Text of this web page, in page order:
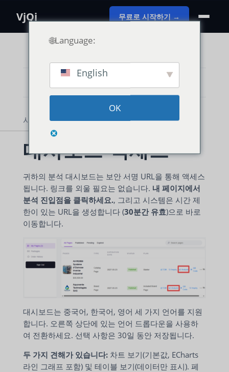
VjQj 무료로 시작하기 →
사용 가이드 VjQj 플랫폼 매뉴얼 대시보드
대시보드 액세스
귀하의 분석 대시보드는 보안 서명 URL을 통해 액세스
됩니다. 링크를 외울 필요는 없습니다. 내 페이지에서
분석 진입점을 클릭하세요., 그리고 시스템은 시간 제
한이 있는 URL을 생성합니다 (30분간 유효)으로 바로
이동합니다.
대시보드는 중국어, 한국어, 영어 세 가지 언어를 지원
합니다. 오른쪽 상단에 있는 언어 드롭다운을 사용하
여 전환하세요. 선택 사항은 30일 동안 저장됩니다.
두 가지 견해가 있습니다: 차트 보기(기본값, ECharts
라인 그래프 포함) 및 테이블 보기(데이터만 표시). 페
🌐Language:
English
OK